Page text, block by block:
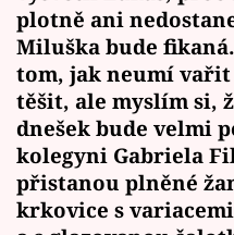
plotně ani
Miluška bude
tom, jak neumí vařit
těšit, ale myslím si,
dnešek bude velmi
kolegyni Gabriela
přistanou plněné
krkovice s